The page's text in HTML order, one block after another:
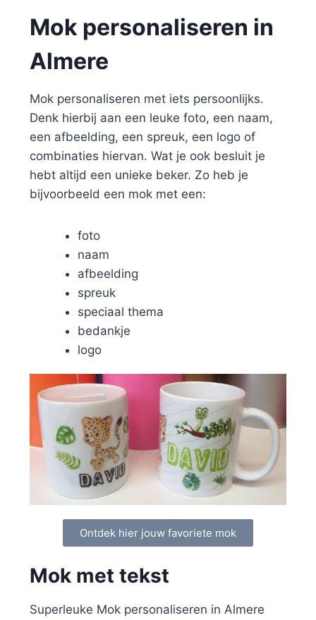
Mok personaliseren in
Almere
Mok personaliseren met iets persoonlijks.
Denk hierbij aan een leuke foto, een naam,
een afbeelding, een spreuk, een logo of
combinaties hiervan. Wat je ook besluit je
hebt altijd een unieke beker. Zo heb je
bijvoorbeeld een mok met een:
foto
naam
afbeelding
spreuk
speciaal thema
bedankje
logo
Ontdek hier jouw favoriete mok
Mok met tekst
Superleuke Mok personaliseren in Almere